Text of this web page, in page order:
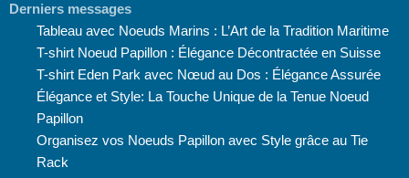
Derniers messages
Tableau avec Noeuds Marins : L’Art de la Tradition Maritime
T-shirt Noeud Papillon : Élégance Décontractée en Suisse
T-shirt Eden Park avec Nœud au Dos : Élégance Assurée
Élégance et Style: La Touche Unique de la Tenue Noeud
Papillon
Organisez vos Noeuds Papillon avec Style grâce au Tie
Rack